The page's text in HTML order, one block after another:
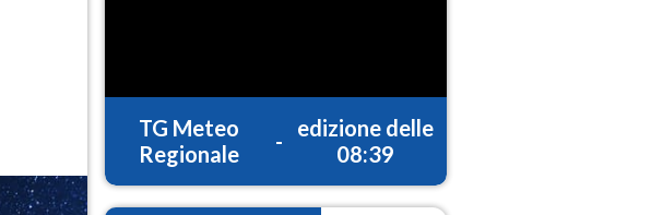
TG Meteo
Regionale
-
edizione delle
08:39